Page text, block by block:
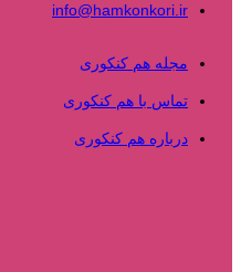
info@hamkonkori.ir
مجله هم کنکوری
تماس با هم کنکوری
درباره هم کنکوری